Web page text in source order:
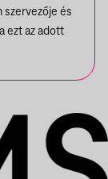
és
ezt az adott